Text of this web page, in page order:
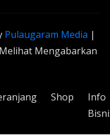
Pulaugaram Media |
Mengabarkan
Shop
Info